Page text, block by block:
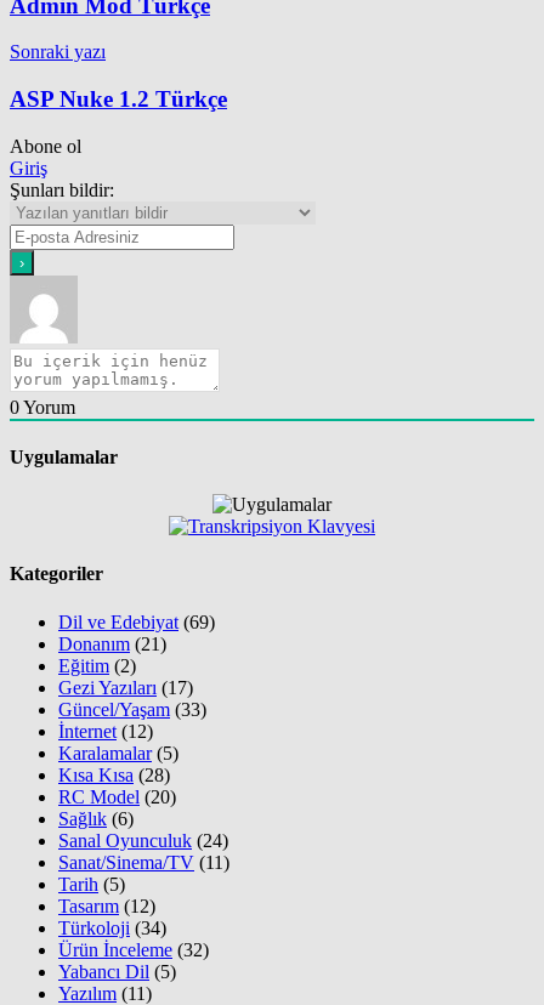
Sonraki yazı
ASP Nuke 1.2 Türkçe
Abone ol
Giriş
Şunları bildir:
0Yorum
Uygulamalar
Kategoriler
Dil ve Edebiyat (69)
Donanım (21)
Eğitim (2)
Gezi Yazıları (17)
Güncel/Yaşam (33)
İnternet (12)
Karalamalar(5)
Kısa Kısa (28)
RC Model (20)
Sağlık (6)
Sanal Oyunculuk (24)
Sanat/Sinema/TV (11)
Tarih (5)
Tasarım (12)
Türkoloji (34)
Ürün İnceleme (32)
Yabancı Dil (5)
Yazılım (11)